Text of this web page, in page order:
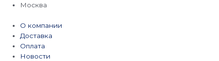
Перейти
содержимому
Москва
О компании
Доставка
Оплата
Новости